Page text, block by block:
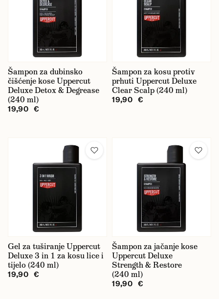
Šampon za dubinsko
čišćenje kose Uppercut
Deluxe Detox & Degrease
(240 ml)
19,90 €
Šampon za kosu protiv
prhuti Uppercut Deluxe
Clear Scalp (240 ml)
19,90 €
Gel za tuširanje Uppercut
Deluxe 3 in 1 za kosu lice i
tijelo (240 ml)
19,90 €
Šampon za jačanje kose
Uppercut Deluxe
Strength & Restore
(240 ml)
19,90 €